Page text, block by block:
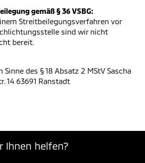
gemäß § 36 VSBG:
Streitbeilegungsverfahren vor
sind wir nicht
bereit.
des § 18 Absatz 2 MStV Sascha
14 63691 Ranstadt
Ihnen helfen?